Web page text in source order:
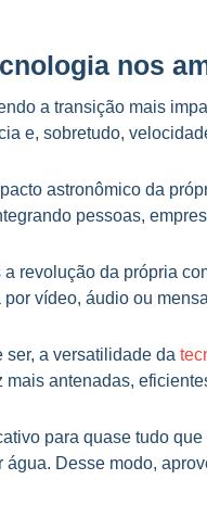
nos
a transição mais
e, sobretudo,
astronômico da
pessoas,
revolução da própria
vídeo, áudio ou
ser, a versatilidade da
antenadas,
para quase tudo
Desse modo,